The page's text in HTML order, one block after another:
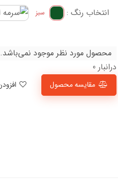
انتخاب رنگ : سبز
محصول مورد نظر موجود نمی‌باشد.
درانبار 0
مقایسه محصول